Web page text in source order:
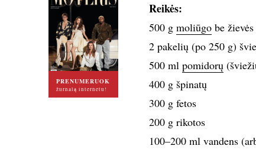
PRENUMERUOK
žurnalą internetu!
Reikės:
500 g moliūgobe
2 pakelių (po 250 g)
500 ml pomidorų
400 g špinatų
300 g fetos
200 g rikotos
100–200 ml vandens